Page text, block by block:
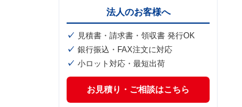
法人のお客様へ
見積書・請求書・領収書 発行OK
銀行振込・FAX注文に対応
小ロット対応・最短出荷
お見積り・ご相談はこちら